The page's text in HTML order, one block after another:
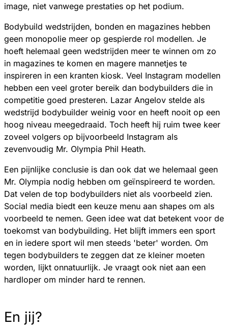
image, niet vanwege prestaties op het podium.
Bodybuild wedstrijden, bonden en magazines hebben
geen monopolie meer op gespierde rol modellen. Je
hoeft helemaal geen wedstrijden meer te winnen om zo
in magazines te komen en magere mannetjes te
inspireren in een kranten kiosk. Veel Instagram modellen
hebben een veel groter bereik dan bodybuilders die in
competitie goed presteren. Lazar Angelov stelde als
wedstrijd bodybuilder weinig voor en heeft nooit op een
hoog niveau meegedraaid. Toch heeft hij ruim twee keer
zoveel volgers op bijvoorbeeld Instagram als
zevenvoudig Mr. Olympia Phil Heath.
Een pijnlijke conclusie is dan ook dat we helemaal geen
Mr. Olympia nodig hebben om geïnspireerd te worden.
Dat velen de top bodybuilders niet als voorbeeld zien.
Social media biedt een keuze menu aan shapes om als
voorbeeld te nemen. Geen idee wat dat betekent voor de
toekomst van bodybuilding. Het blijft immers een sport
en in iedere sport wil men steeds 'beter' worden. Om
tegen bodybuilders te zeggen dat ze kleiner moeten
worden, lijkt onnatuurlijk. Je vraagt ook niet aan een
hardloper om minder hard te rennen.
En jij?